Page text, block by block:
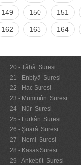
149 150 151
162 163 164
20 - Tâhâ Suresi
21 - Enbiyâ Suresi
22 - Hac Suresi
23 - Müminûn Suresi
24 - Nûr Suresi
25 - Furkân Suresi
26 - Şuarâ Suresi
27 - Neml Suresi
28 - Kasas Suresi
29 - Ankebût Suresi